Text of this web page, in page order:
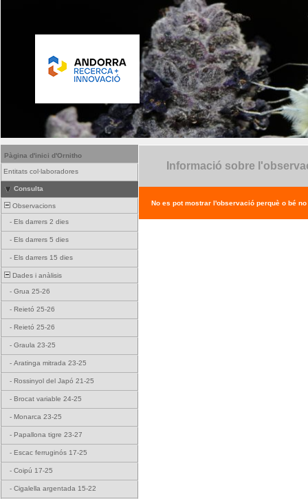
Pàgina d'inici d'Ornitho
Entitats col·laboradores
Consulta
Observacions
- Els darrers 2 dies
- Els darrers 5 dies
- Els darrers 15 dies
Dades i anàlisis
- Grua 25-26
- Reietó 25-26
- Reietó 25-26
- Graula 23-25
- Aratinga mitrada 23-25
- Rossinyol del Japó 21-25
- Brocat variable 24-25
- Monarca 23-25
- Papallona tigre 23-27
- Escac ferruginós 17-25
- Coipú 17-25
- Cigalella argentada 15-22
Informació sobre
No es pot mostrar l'observació perquè o bé